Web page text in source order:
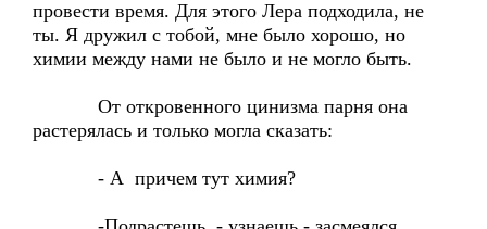
провести время. Для этого Лера подходила, не
ты. Я дружил с тобой, мне было хорошо, но
химии между нами не было и не могло быть.
От откровенного цинизма парня она
растерялась и только могла сказать:
- А причем тут химия?